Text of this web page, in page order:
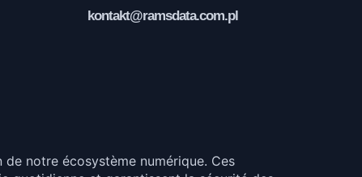
kontakt@ramsdata.com.pl
notre écosystème numérique. Ces